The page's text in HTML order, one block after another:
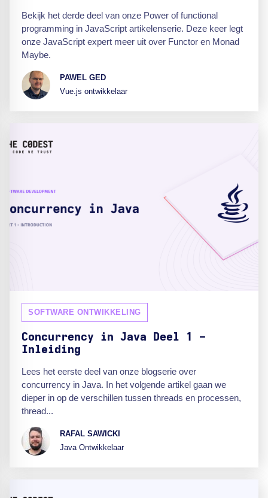
Bekijk het derde deel van onze Power of functional
programming in JavaScript artikelenserie. Deze keer legt
onze JavaScript expert meer uit over Functor en Monad
Maybe.
PAWEL GED
Vue.js ontwikkelaar
SOFTWARE ONTWIKKELING
Concurrency in Java Deel 1 -
Inleiding
Lees het eerste deel van onze blogserie over
concurrency in Java. In het volgende artikel gaan we
dieper in op de verschillen tussen threads en processen,
thread...
RAFAL SAWICKI
Java Ontwikkelaar